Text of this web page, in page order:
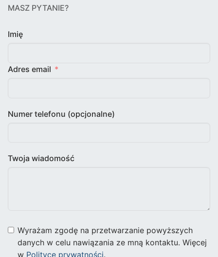
MASZ PYTANIE?
Imię
Adres email
Numer telefonu (opcjonalne)
Twoja wiadomość
Wyrażam zgodę na przetwarzanie powyższych
danych w celu nawiązania ze mną kontaktu. Więcej
w Polityce prywatności.